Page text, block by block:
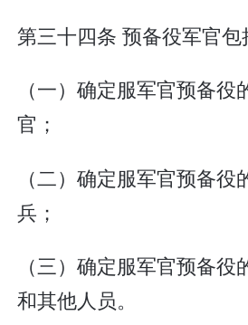
第三十四条 预备役军官包
（一）确定服军官预备
官；
（二）确定服军官预备
兵；
（三）确定服军官预备
和其他人员。